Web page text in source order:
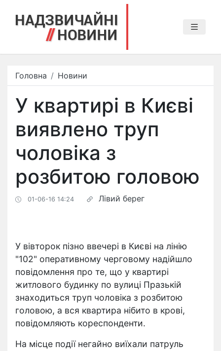
Головна Новини
У квартирі в Києві
виявлено труп
чоловіка з
розбитою головою
01-06-16 14:24 Лівий берег
У вівторок пізно ввечері в Києві на лінію
"102" оперативному черговому надійшло
повідомлення про те, що у квартирі
житлового будинку по вулиці Празькій
знаходиться труп чоловіка з розбитою
головою, а вся квартира нібито в крові,
повідомляють кореспонденти.
На місце події негайно виїхали патруль